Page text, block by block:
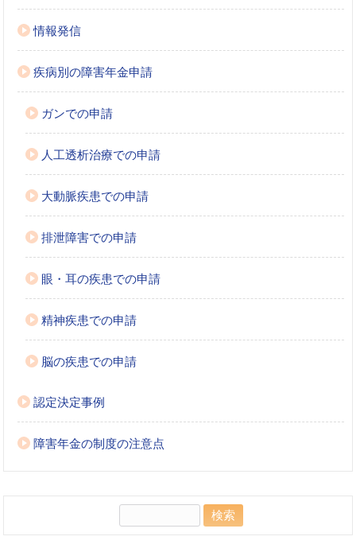
情報発信
疾病別の障害年金申請
ガンでの申請
人工透析治療での申請
大動脈疾患での申請
排泄障害での申請
眼・耳の疾患での申請
精神疾患での申請
脳の疾患での申請
認定決定事例
障害年金の制度の注意点